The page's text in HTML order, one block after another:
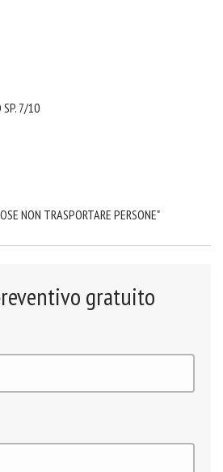
SP. 7/10
NON TRASPORTARE PERSONE"
gratuito